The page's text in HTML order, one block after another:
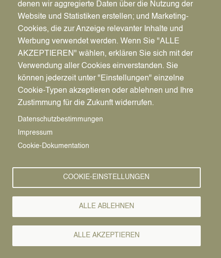
Pfadnavigation
Wirtschaft | Bauen | Umwelt Wirtschaftsförderung News
Wirtschafts-
News
denen wir aggregierte Daten über die Nutzung der
Website und Statistiken erstellen; und Marketing-
Cookies, die zur Anzeige relevanter Inhalte und
Werbung verwendet werden. Wenn Sie "ALLE
AKZEPTIEREN" wählen, erklären Sie sich mit der
Verwendung aller Cookies einverstanden. Sie
können jederzeit unter "Einstellungen" einzelne
Cookie-Typen akzeptieren oder ablehnen und Ihre
Zustimmung für die Zukunft widerrufen.
Datenschutzbestimmungen
Impressum
Cookie-Dokumentation
COOKIE-EINSTELLUNGEN
ALLE ABLEHNEN
ALLE AKZEPTIEREN